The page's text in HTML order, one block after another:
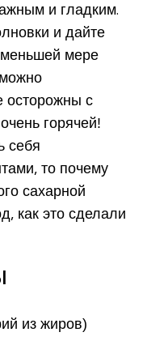
и гладким.
и дайте
меньшей мере
осторожны с
горячей!
себя
то почему
сахарной
как это сделали
из жиров)